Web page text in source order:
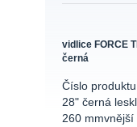
vidlice FORCE
černá
Číslo
28" černá
260